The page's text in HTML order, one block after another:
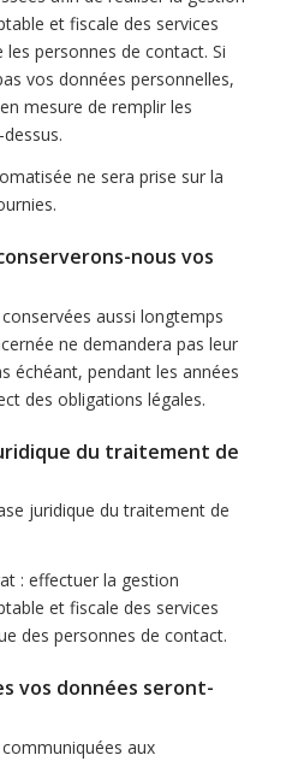
et fiscale des services
personnes de contact. Si
vos données personnelles,
mesure de remplir les
ne sera prise sur la
nous vos
aussi longtemps
ne demandera pas leur
échéant, pendant les années
des obligations légales.
du traitement de
juridique du traitement de
: effectuer la gestion
et fiscale des services
des personnes de contact.
vos données seront-
aux